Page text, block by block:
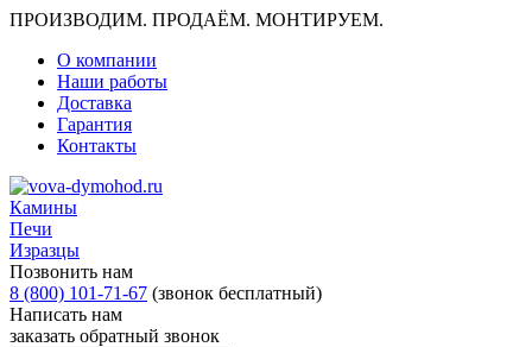
ПРОИЗВОДИМ. ПРОДАЁМ. МОНТИРУЕМ.
О компании
Наши работы
Доставка
Гарантия
Контакты
Камины
Печи
Изразцы
Позвонить нам
8 (800) 101-71-67 (звонок бесплатный)
Написать нам
заказать обратный звонок